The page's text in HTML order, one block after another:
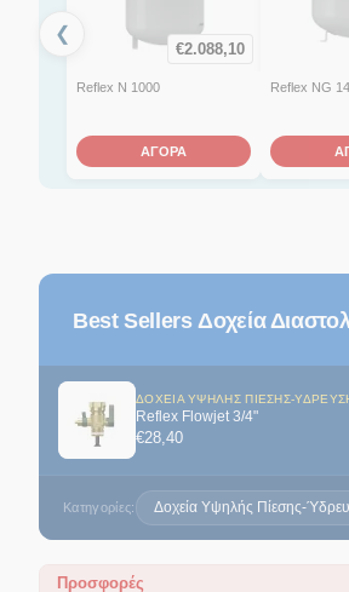
❮
€2.088,10
Reflex N 1000
ΑΓΟΡΑ
Reflex NG
Best Sellers Δοχεία
ΔΟΧΕΊΑ ΥΨΗΛΉΣ ΠΊΕΣΗΣ-
Reflex Flowjet 3/4"
€28,40
Κατηγορίες: Δοχεία Υψηλής Πίεσης-
Προσφορές